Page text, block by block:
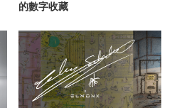
的數字收藏